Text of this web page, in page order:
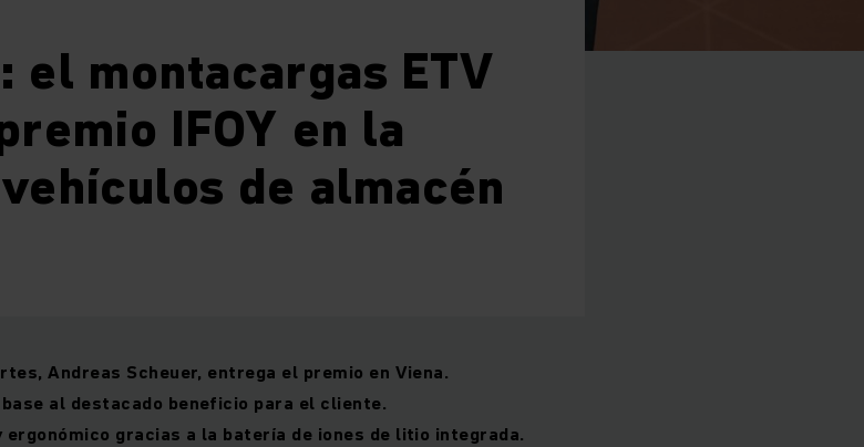
el montacargas ETV
IFOY en la
de almacén
Andreas Scheuer, entrega el premio en Viena.
al destacado beneficio para el cliente.
gracias a la batería de iones de litio integrada.